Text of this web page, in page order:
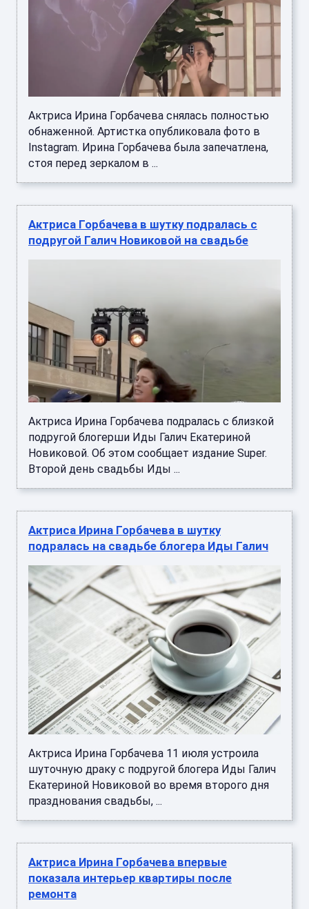
Актриса Ирина Горбачева снялась полностью
обнаженной. Артистка опубликовала фото в
Instagram. Ирина Горбачева была запечатлена,
стоя перед зеркалом в ...
Актриса Горбачева в шутку подралась с
подругой Галич Новиковой на свадьбе
Актриса Ирина Горбачева подралась с близкой
подругой блогерши Иды Галич Екатериной
Новиковой. Об этом сообщает издание Super.
Второй день свадьбы Иды ...
Актриса Ирина Горбачева в шутку
подралась на свадьбе блогера Иды Галич
Актриса Ирина Горбачева 11 июля устроила
шуточную драку с подругой блогера Иды Галич
Екатериной Новиковой во время второго дня
празднования свадьбы, ...
Актриса Ирина Горбачева впервые
показала интерьер квартиры после
ремонта